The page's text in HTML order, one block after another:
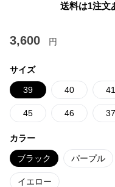
送料は1注文
3,600 円
サイズ
39 40 41
45 46 37
カラー
ブラック パープル
イエロー